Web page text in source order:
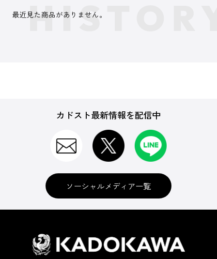
最近見た商品がありません。
カドスト最新情報を配信中
ソーシャルメディア一覧